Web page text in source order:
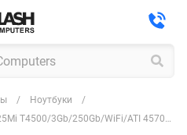
Ноутбуки
Ноутбук Acer Aspire 5732ZG-453G25Mi T4500/3Gb/250Gb/WiFi/ATI 4570/15.6"/Win 7 HB LX.PLF01.013